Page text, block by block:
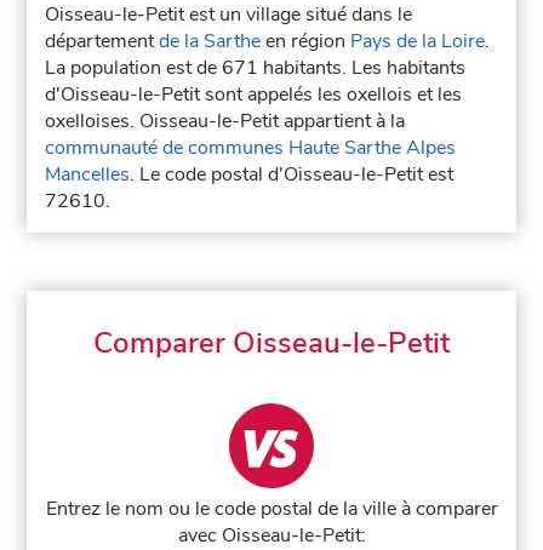
Oisseau-le-Petit est un village situé dans le
départementde la Sartheen région Pays de la Loire.
La population est de 671 habitants. Les habitants
d'Oisseau-le-Petit sont appelés les oxellois et les
oxelloises. Oisseau-le-Petit appartient à la
communauté de communes Haute Sarthe Alpes
Mancelles. Le code postal d'Oisseau-le-Petit est
72610.
Comparer Oisseau-le-Petit
Entrez le nom ou le code postal de la ville à comparer
avec Oisseau-le-Petit: